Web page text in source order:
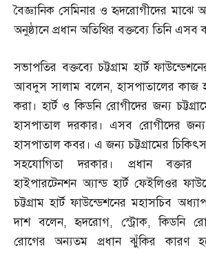
বৈজ্ঞানিক সেমিনার ও হৃদরোগীদের মাঝে
অনুষ্ঠানে প্রধান অতিথির বক্তব্যে তিনি এসব
সভাপতির বক্তব্যে চট্টগ্রাম হার্ট
আবদুস সালাম বলেন,হাসপাতালের কাজ
করা। হার্ট ও কিডনি রোগীদের জন্য
হাসপাতাল দরকার। এসব রোগীদের
হাসপাতাল কবর। এ জন্য চট্টগ্রামের
সহযোগিতা দরকার। প্রধান বক্তার
হাইপারটেনশন অ্যান্ড হার্ট ফেইলিওর
চট্টগ্রাম হার্ট ফাউন্ডেশনের মহাসচিব
দাশ বলেন,হৃদরোগ, স্ট্রোক,কিডনি
রোগের অন্যতম প্রধান ঝুঁকির কারণ